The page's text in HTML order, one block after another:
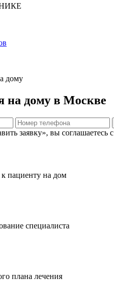
дому
на дому в Москве
заявку», вы соглашаетесь с
к пациенту на дом
специалиста
плана лечения